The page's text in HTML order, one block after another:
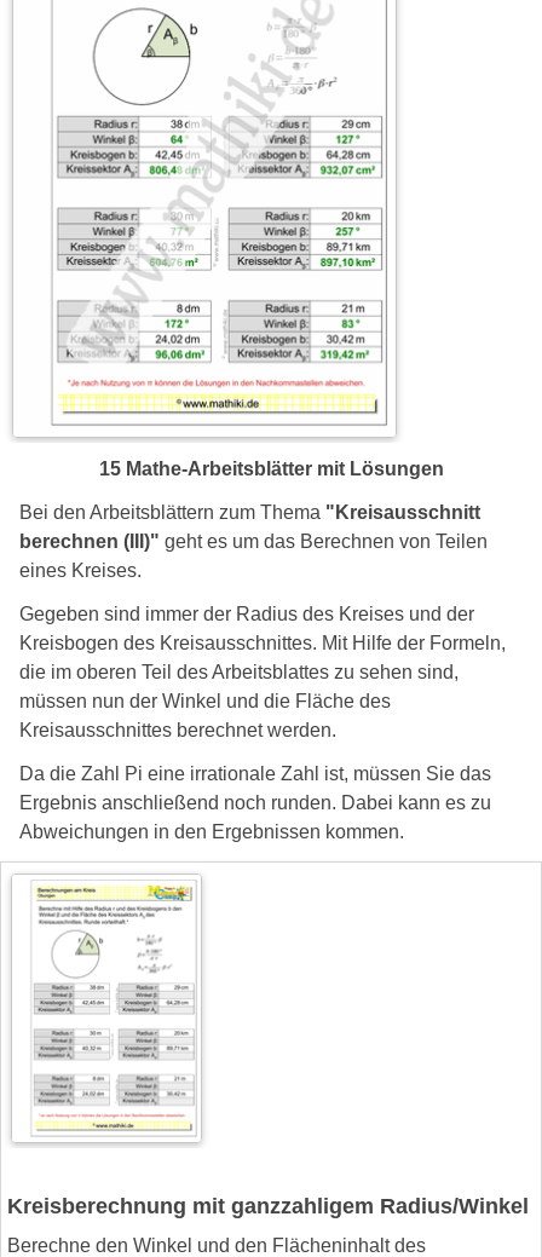
15 Mathe-Arbeitsblätter mit Lösungen
Bei den Arbeitsblättern zum Thema "Kreisausschnitt
berechnen (III)" geht es um das Berechnen von Teilen
eines Kreises.
Gegeben sind immer der Radius des Kreises und der
Kreisbogen des Kreisausschnittes. Mit Hilfe der Formeln,
die im oberen Teil des Arbeitsblattes zu sehen sind,
müssen nun der Winkel und die Fläche des
Kreisausschnittes berechnet werden.
Da die Zahl Pi eine irrationale Zahl ist, müssen Sie das
Ergebnis anschließend noch runden. Dabei kann es zu
Abweichungen in den Ergebnissen kommen.
Kreisberechnung mit ganzzahligem Radius/Winkel
Berechne den Winkel und den Flächeninhalt des